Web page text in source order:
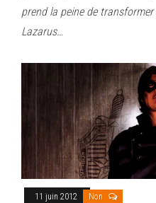
prend la peine de
Lazarus…
11 juin 2012 Non